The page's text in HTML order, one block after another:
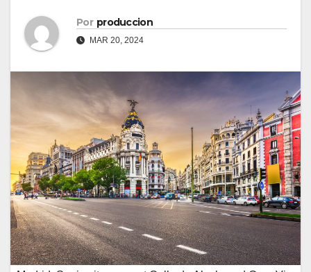
Por produccion
MAR 20, 2024